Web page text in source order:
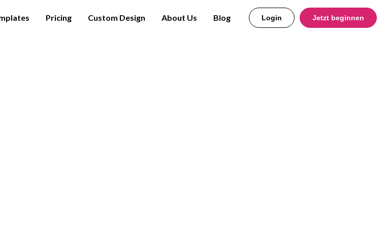
Pricing Custom Design About Us Blog Login Jetzt beginnen